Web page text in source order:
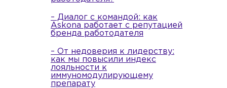
– Диалог с командой: как
Askona работает с репутацией
бренда работодателя
– От недоверия к лидерству:
как мы повысили индекс
лояльности к
иммуномодулирующему
препарату